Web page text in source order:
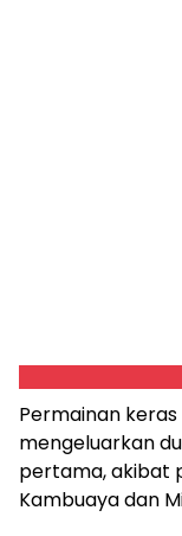
Permainan
mengeluarkan
pertama, akibat
Kambuaya dan